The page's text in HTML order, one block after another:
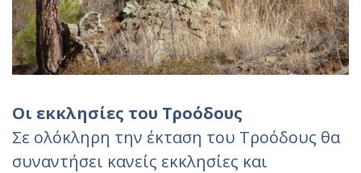
Οι εκκλησίες του Τροόδους
Σε ολόκληρη την έκταση του Τροόδους θα
συναντήσει κανείς εκκλησίες και